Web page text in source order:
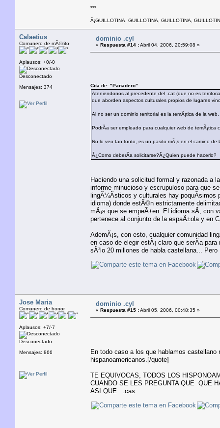
***
Â¡GUILLOTINA, GUILLOTINA, GUILLOTINA,
Calaetius
Comunero de mÃ©rito
Aplausos: +0/-0
Desconectado
Mensajes: 374
dominio .cyl
« Respuesta #14 :Abril 04, 2006, 20:59:08 »
Cita de: "Panadero"
Ateniendonos al precedente del .cat (que no es
que aborden aspectos culturales propios de lugares
Al no ser un dominio territorial es la temÃ¡tica de la
PodrÃ­a ser empleado para cualquier web de temÃ¡tica
No lo veo tan tonto, es un pasito mÃ¡s en el camino de
Â¿Como deberÃ­a solicitarse?Â¿Quien puede hacerlo?
Haciendo una solicitud formal y razonada a
informe minucioso y escrupuloso para que
lingÃ¼Ã­sticos y culturales hay poquÃ­simos
idioma) donde estÃ©n estrictamente
mÃ¡s que se empeÃ±en. El idioma sÃ­, con
pertenece al conjunto de la espaÃ±ola y en
AdemÃ¡s, con esto, cualquier comunidad
en caso de elegir estÃ¡ claro que serÃ­a
sÃ³lo 20 millones de habla castellana...
Jose Maria
Comunero de honor
Aplausos: +7/-7
Desconectado
Mensajes: 866
dominio .cyl
« Respuesta #15 :Abril 05, 2006, 00:48:35 »
En todo caso a los que hablamos
hispanoamericanos.[/quote]
TE EQUIVOCAS, TODOS LOS
CUANDO SE LES PREGUNTA QUE QUE
ASI QUE .cas